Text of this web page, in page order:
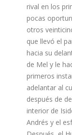
rival en los
pocas
otros
que llevó el
hacia su
de Mel y le
primeros
adelantar al
después de
interior de
Andrés y el